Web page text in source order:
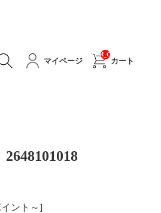
マイページ カート
__ITM_CNT__
ント～]